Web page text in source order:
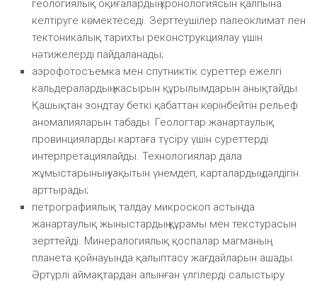
геологиялық оқиғалардың хронологиясын қалпына
келтіруге көмектеседі. Зерттеушілер палеоклимат пен
тектоникалық тарихты реконструкциялау үшін
нәтижелерді пайдаланады;
аэрофотосъемка мен спутниктік суреттер ежелгі
кальдералардың жасырын құрылымдарын анықтайды.
Қашықтан зондтау беткі қабаттан көрінбейтін рельеф
аномалияларын табады. Геологтар жанартаулық
провинцияларды картаға түсіру үшін суреттерді
интерпретациялайды. Технологиялар дала
жұмыстарының уақытын үнемдеп, карталардың дәлдігін
арттырады;
петрографиялық талдау микроскоп астында
жанартаулық жыныстардың құрамы мен текстурасын
зерттейді. Минералогиялық қоспалар магманың
планета қойнауында қалыптасу жағдайларын ашады.
Әртүрлі аймақтардан алынған үлгілерді салыстыру